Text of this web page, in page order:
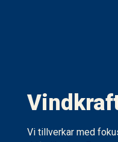
Vi tillverkar med